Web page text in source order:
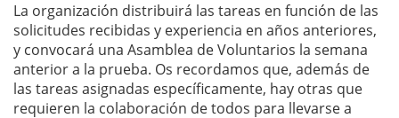
La organización distribuirá las tareas en función de las
solicitudes recibidas y experiencia en años anteriores,
y convocará una Asamblea de Voluntarios la semana
anterior a la prueba. Os recordamos que, además de
las tareas asignadas específicamente, hay otras que
requieren la colaboración de todos para llevarse a